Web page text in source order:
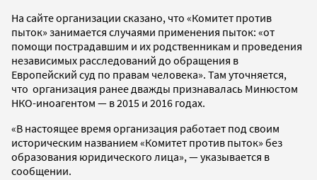
На сайте организации сказано, что «Комитет против
пыток» занимается случаями применения пыток: «от
помощи пострадавшим и их родственникам и проведения
независимых расследований до обращения в
Европейский суд по правам человека». Там уточняется,
что организация ранее дважды признавалась Минюстом
НКО-иноагентом — в 2015 и 2016 годах.
«В настоящее время организация работает под своим
историческим названием «Комитет против пыток» без
образования юридического лица», — указывается в
сообщении.